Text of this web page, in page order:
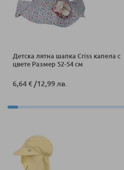
Детска лятна шапка Criss капела с
цвете Размер 52-54 см
6,64 €/12,99 лв.